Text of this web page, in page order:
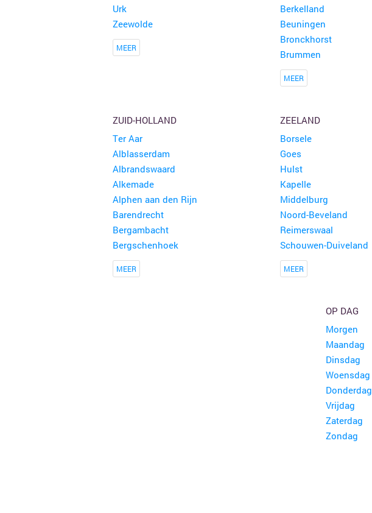
Urk
Zeewolde
MEER
Berkelland
Beuningen
Bronckhorst
Brummen
MEER
ZUID-HOLLAND
Ter Aar
Alblasserdam
Albrandswaard
Alkemade
Alphen aan den Rijn
Barendrecht
Bergambacht
Bergschenhoek
MEER
ZEELAND
Borsele
Goes
Hulst
Kapelle
Middelburg
Noord-Beveland
Reimerswaal
Schouwen-Duiveland
MEER
OP DAG
Morgen
Maandag
Dinsdag
Woensdag
Donderdag
Vrijdag
Zaterdag
Zondag